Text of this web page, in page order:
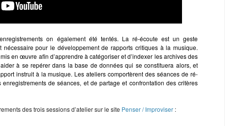
on également été tentés. La ré-écoute est un geste
pour le développement de rapports critiques à la musique.
en œuvre afin d’apprendre à catégoriser et d’indexer les archives des
aider à se repérer dans la base de données qui se constituera alors, et
instruit à la musique. Les ateliers comportèrent des séances de ré-
enregistrements de séances, et de partage et confrontation des critères
des trois sessions d’atelier sur le site Penser / Improviser :